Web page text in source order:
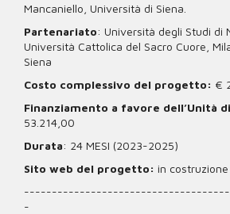
Mancaniello, Università di Siena.
Partenariato: Università degli Studi di
Università Cattolica del Sacro Cuore,
Siena
Costo complessivo del progetto: €
Finanziamento a favore dell’Unità
53.214,00
Durata: 24 MESI (2023-2025)
Sito web del progetto: in costruzione
-